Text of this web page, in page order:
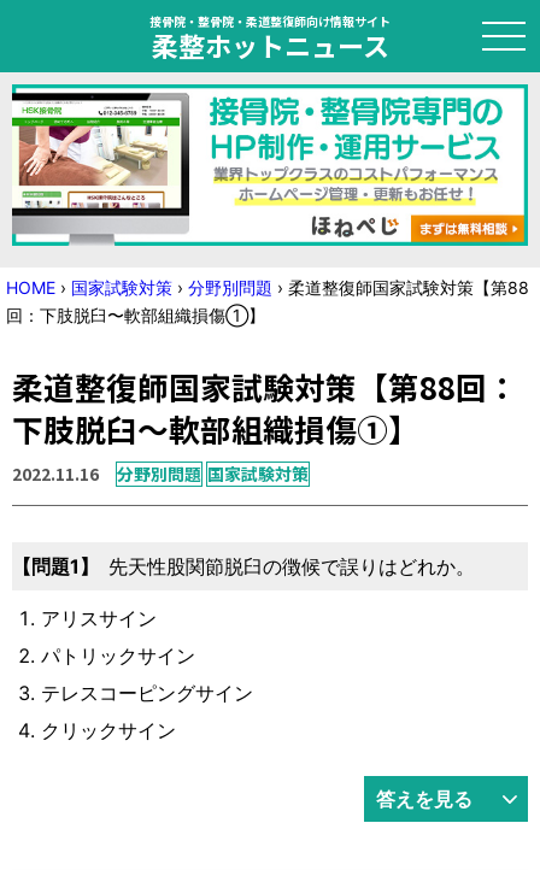
接骨院・整骨院・柔道整復師向け情報サイト
柔整ホットニュース
HOME
トピック
ニュース
国家試験対策
学会・セミナー情報
HOME › 国家試験対策 › 分野別問題 › 柔道整復師国家試験対策【第88
回：下肢脱臼〜軟部組織損傷①】
柔道整復師国家試験対策【第88回：
下肢脱臼〜軟部組織損傷①】
2022.11.16 分野別問題 国家試験対策
1 先天性股関節脱臼の徴候で誤りはどれか。
アリスサイン
パトリックサイン
テレスコーピングサイン
クリックサイン
答えを見る